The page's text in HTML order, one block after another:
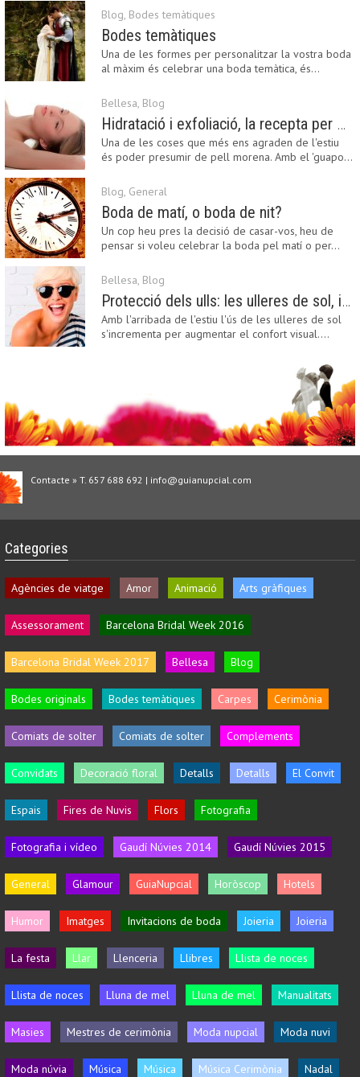
Blog, Bodes temàtiques
Bodes temàtiques
Una de les formes per personalitzar la vostra boda
al màxim és celebrar una boda temàtica, és…
Bellesa, Blog
Hidratació i exfoliació, la recepta per mantenir el bronzejat
Una de les coses que més ens agraden de l'estiu
és poder presumir de pell morena. Amb el 'guapo…
Blog, General
Boda de matí, o boda de nit?
Un cop heu pres la decisió de casar-vos, heu de
pensar si voleu celebrar la boda pel matí o per…
Bellesa, Blog
Protecció dels ulls: les ulleres de sol, imprescindibles en una boda estiuenca
Amb l'arribada de l'estiu l'ús de les ulleres de sol
s'incrementa per augmentar el confort visual.…
Contacte » T. 657 688 692 | info@guianupcial.com
Categories
Agències de viatge Amor Animació Arts gràfiques
Assessorament Barcelona Bridal Week 2016
Barcelona Bridal Week 2017 Bellesa Blog
Bodes originals Bodes temàtiques Carpes Cerimònia
Comiats de solter Comiats de solter Complements
Convidats Decoració floral Detalls Detalls El Convit
Espais Fires de Nuvis Flors Fotografia
Fotografia i vídeo Gaudí Núvies 2014 Gaudí Núvies 2015
General Glamour GuiaNupcial Horòscop Hotels
Humor Imatges Invitacions de boda Joieria Joieria
La festa Llar Llenceria Llibres Llista de noces
Llista de noces Lluna de mel Lluna de mel Manualitats
Masies Mestres de cerimònia Moda nupcial Moda nuvi
Moda núvia Música Música Música Cerimònia Nadal